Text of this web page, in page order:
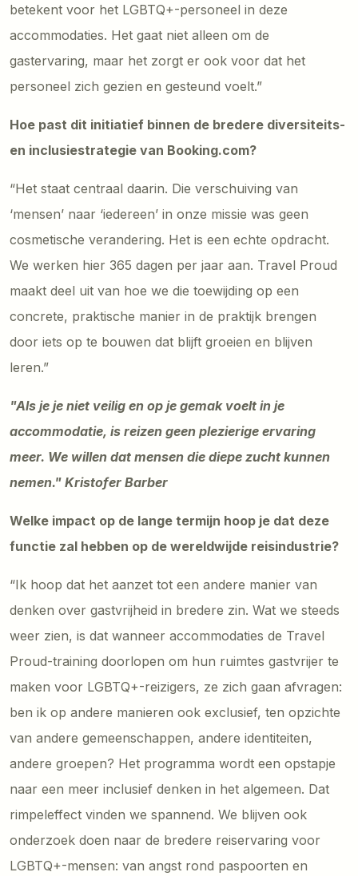
betekent voor het LGBTQ+-personeel in deze
accommodaties. Het gaat niet alleen om de
gastervaring, maar het zorgt er ook voor dat het
personeel zich gezien en gesteund voelt.”
Hoe past dit initiatief binnen de bredere diversiteits-
en inclusiestrategie van Booking.com?
“Het staat centraal daarin. Die verschuiving van
‘mensen’ naar ‘iedereen’ in onze missie was geen
cosmetische verandering. Het is een echte opdracht.
We werken hier 365 dagen per jaar aan. Travel Proud
maakt deel uit van hoe we die toewijding op een
concrete, praktische manier in de praktijk brengen
door iets op te bouwen dat blijft groeien en blijven
leren.”
"Als je je niet veilig en op je gemak voelt in je
accommodatie, is reizen geen plezierige ervaring
meer. We willen dat mensen die diepe zucht kunnen
nemen." Kristofer Barber
Welke impact op de lange termijn hoop je dat deze
functie zal hebben op de wereldwijde reisindustrie?
“Ik hoop dat het aanzet tot een andere manier van
denken over gastvrijheid in bredere zin. Wat we steeds
weer zien, is dat wanneer accommodaties de Travel
Proud-training doorlopen om hun ruimtes gastvrijer te
maken voor LGBTQ+-reizigers, ze zich gaan afvragen:
ben ik op andere manieren ook exclusief, ten opzichte
van andere gemeenschappen, andere identiteiten,
andere groepen? Het programma wordt een opstapje
naar een meer inclusief denken in het algemeen. Dat
rimpeleffect vinden we spannend. We blijven ook
onderzoek doen naar de bredere reiservaring voor
LGBTQ+-mensen: van angst rond paspoorten en